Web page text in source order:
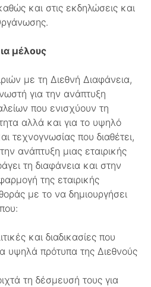
και στις εκδηλώσεις και
μέλους
με τη Διεθνή Διαφάνεια,
για την ανάπτυξη
που ενισχύουν τη
αλλά και για το υψηλό
τεχνογνωσίας που διαθέτει,
ανάπτυξη μιας εταιρικής
τη διαφάνεια και στην
της εταιρικής
με το να δημιουργήσει
και διαδικασίες που
υψηλά πρότυπα της Διεθνούς
τη δέσμευσή τους για